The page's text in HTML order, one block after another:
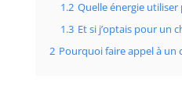
1.2 Quelle énergie
1.3 Et si j’optais pour un
2 Pourquoi faire appel à un